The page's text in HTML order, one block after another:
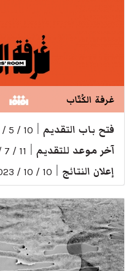
غرفة الكُتّاب
فتح باب التقديم 10 / 5 / 2023
آخر موعد للتقديم 11 / 7 / 2023
إعلان النتائج 10 / 10 / 2023